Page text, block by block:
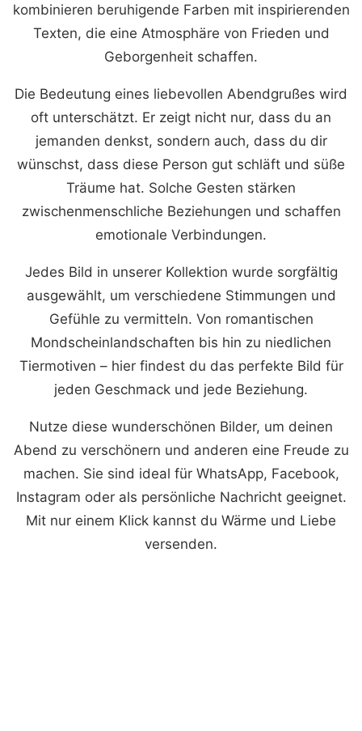
kombinieren beruhigende Farben mit inspirierenden
Texten, die eine Atmosphäre von Frieden und
Geborgenheit schaffen.
Die Bedeutung eines liebevollen Abendgrußes wird
oft unterschätzt. Er zeigt nicht nur, dass du an
jemanden denkst, sondern auch, dass du dir
wünschst, dass diese Person gut schläft und süße
Träume hat. Solche Gesten stärken
zwischenmenschliche Beziehungen und schaffen
emotionale Verbindungen.
Jedes Bild in unserer Kollektion wurde sorgfältig
ausgewählt, um verschiedene Stimmungen und
Gefühle zu vermitteln. Von romantischen
Mondscheinlandschaften bis hin zu niedlichen
Tiermotiven – hier findest du das perfekte Bild für
jeden Geschmack und jede Beziehung.
Nutze diese wunderschönen Bilder, um deinen
Abend zu verschönern und anderen eine Freude zu
machen. Sie sind ideal für WhatsApp, Facebook,
Instagram oder als persönliche Nachricht geeignet.
Mit nur einem Klick kannst du Wärme und Liebe
versenden.